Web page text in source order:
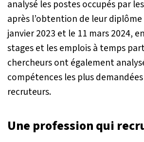
analysé les postes occupés par
après l’obtention de leur
janvier 2023 et le 11 mars 2024,
stages et les emplois à temps
chercheurs ont également
compétences les plus
recruteurs.
Une profession qui